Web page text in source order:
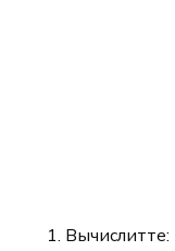
Вычислитте: